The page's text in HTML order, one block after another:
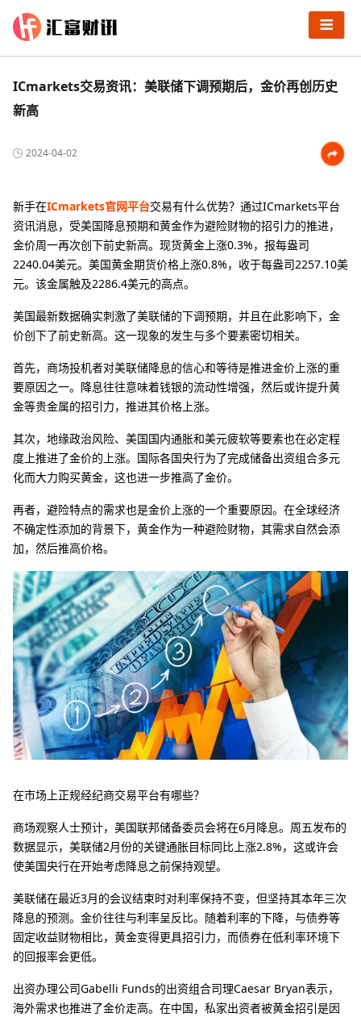
ICmarkets交易资讯：美联储下调预期后，金价再创历史
新高
2024-04-02
新手在ICmarkets官网平台交易有什么优势？通过ICmarkets平台
资讯消息，受美国降息预期和黄金作为避险财物的招引力的推进，
金价周一再次创下前史新高。现货黄金上涨0.3%，报每盎司
2240.04美元。美国黄金期货价格上涨0.8%，收于每盎司2257.10美
元。该金属触及2286.4美元的高点。
美国最新数据确实刺激了美联储的下调预期，并且在此影响下，金
价创下了前史新高。这一现象的发生与多个要素密切相关。
首先，商场投机者对美联储降息的信心和等待是推进金价上涨的重
要原因之一。降息往往意味着钱银的流动性增强，然后或许提升黄
金等贵金属的招引力，推进其价格上涨。
其次，地缘政治风险、美国国内通胀和美元疲软等要素也在必定程
度上推进了金价的上涨。国际各国央行为了完成储备出资组合多元
化而大力购买黄金，这也进一步推高了金价。
再者，避险特点的需求也是金价上涨的一个重要原因。在全球经济
不确定性添加的背景下，黄金作为一种避险财物，其需求自然会添
加，然后推高价格。
在市场上正规经纪商交易平台有哪些？
商场观察人士预计，美国联邦储备委员会将在6月降息。周五发布的
数据显示，美联储2月份的关键通胀目标同比上涨2.8%，这或许会
使美国央行在开始考虑降息之前保持观望。
美联储在最近3月的会议结束时对利率保持不变，但坚持其本年三次
降息的预测。金价往往与利率呈反比。随着利率的下降，与债券等
固定收益财物相比，黄金变得更具招引力，而债券在低利率环境下
的回报率会更低。
出资办理公司Gabelli Funds的出资组合司理Caesar Bryan表示，
海外需求也推进了金价走高。在中国，私家出资者被黄金招引是因